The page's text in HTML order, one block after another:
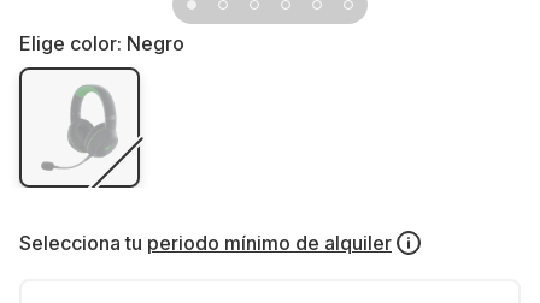
Elige color: Negro
Selecciona tu periodo mínimo de alquiler